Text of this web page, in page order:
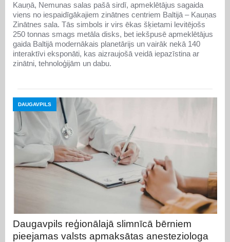
Kauņā, Nemunas salas pašā sirdī, apmeklētājus sagaida
viens no iespaidīgākajiem zinātnes centriem Baltijā – Kauņas
Zinātnes sala. Tās simbols ir virs ēkas šķietami levitējošs
250 tonnas smags metāla disks, bet iekšpusē apmeklētājus
gaida Baltijā modernākais planetārijs un vairāk nekā 140
interaktīvi eksponāti, kas aizraujošā veidā iepazīstina ar
zinātni, tehnoloģijām un dabu.
DAUGAVPILS
Daugavpils reģionālajā slimnīcā bērniem
pieejamas valsts apmaksātas anesteziologa